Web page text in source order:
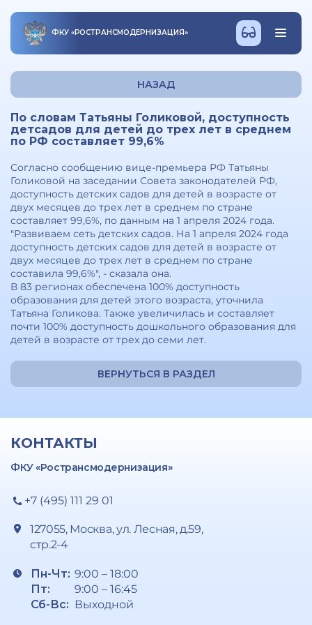
ФКУ «РОСТРАНСМОДЕРНИЗАЦИЯ»
НАЗАД
По словам Татьяны Голиковой, доступность
детсадов для детей до трех лет в среднем
по РФ составляет 99,6%
Согласно сообщению вице-премьера РФ Татьяны
Голиковой на заседании Совета законодателей РФ,
доступность детских садов для детей в возрасте от
двух месяцев до трех лет в среднем по стране
составляет 99,6%, по данным на 1 апреля 2024 года.
"Развиваем сеть детских садов. На 1 апреля 2024 года
доступность детских садов для детей в возрасте от
двух месяцев до трех лет в среднем по стране
составила 99,6%", - сказала она.
В 83 регионах обеспечена 100% доступность
образования для детей этого возраста, уточнила
Татьяна Голикова. Также увеличилась и составляет
почти 100% доступность дошкольного образования для
детей в возрасте от трех до семи лет.
ВЕРНУТЬСЯ В РАЗДЕЛ
КОНТАКТЫ
ФКУ «Ространсмодернизация»
+7 (495) 111 29 01
127055, Москва, ул. Лесная, д.59,
стр.2-4
Пн-Чт:
Пт:
Сб-Вс:
9:00 – 18:00
9:00 – 16:45
Выходной